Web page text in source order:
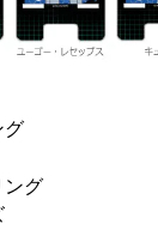
グ
ング